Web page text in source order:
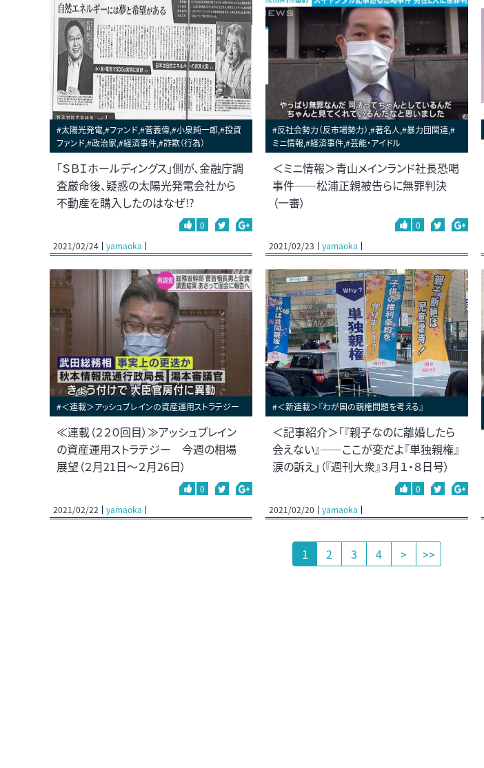
#太陽光発電,#ファンド,#菅義偉,#小泉純一郎,#投資
ファンド,#政治家,#経済事件,#詐欺（行為）
「ＳＢＩホールディングス」側が、金融庁調
査厳命後、疑惑の太陽光発電会社から
不動産を購入したのはなぜ!?
0
2021/02/24
yamaoka
#反社会勢力（反市場勢力）,#著名人,#暴力団関連,#
ミニ情報,#経済事件,#芸能・アイドル
＜ミニ情報＞青山メインランド社長恐喝
事件――松浦正親被告らに無罪判決
（一審）
0
2021/02/23
yamaoka
#＜連載＞アッシュブレインの資産運用ストラテジー
≪連載（２２０回目）≫アッシュブレイン
の資産運用ストラテジー 今週の相場
展望（２月21日～２月26日）
0
2021/02/22
yamaoka
#＜新連載＞『わが国の親権問題を考える』
＜記事紹介＞「『親子なのに離婚したら
会えない』――ここが変だよ『単独親権』
涙の訴え」（『週刊大衆』３月１・８日号）
0
2021/02/20
yamaoka
1 2 3 4 > >>